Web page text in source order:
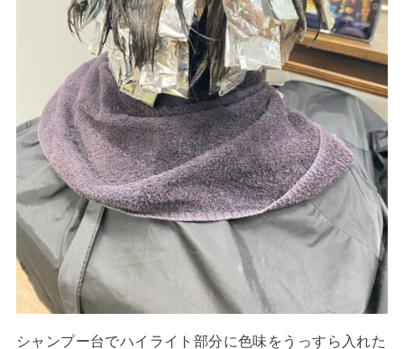
シャンプー台でハイライト部分に色味をうっすら入れた